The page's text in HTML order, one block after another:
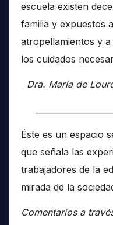
escuela existen
familia y expuestos
atropellamientos y
los cuidados
Dra. María de
Éste es un espacio
que señala las
trabajadores de la
mirada de la
Comentarios a